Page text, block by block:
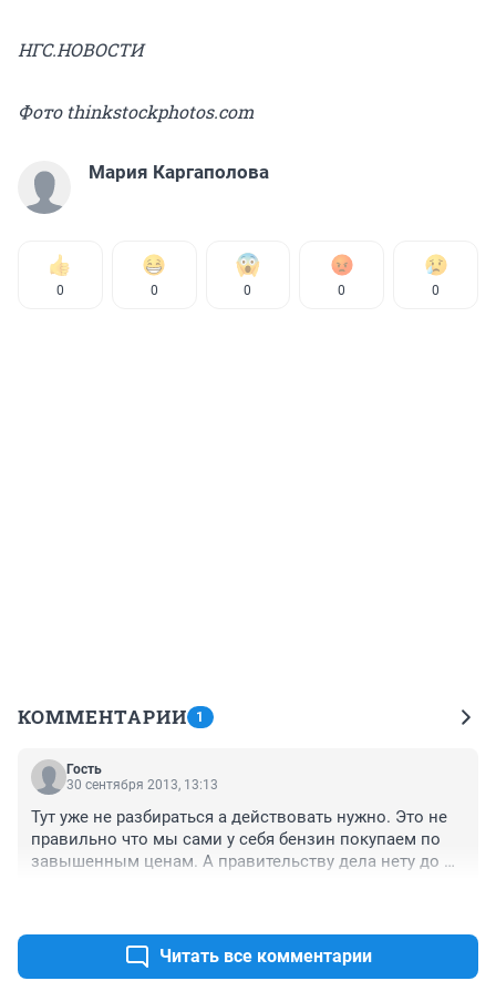
НГС.НОВОСТИ
Фото thinkstockphotos.com
Мария Каргаполова
0 0 0 0 0
КОММЕНТАРИИ 1
Гость
30 сентября 2013, 13:13
Тут уже не разбираться а действовать нужно. Это не
правильно что мы сами у себя бензин покупаем по
завышенным ценам. А правительству дела нету до
Читать все комментарии